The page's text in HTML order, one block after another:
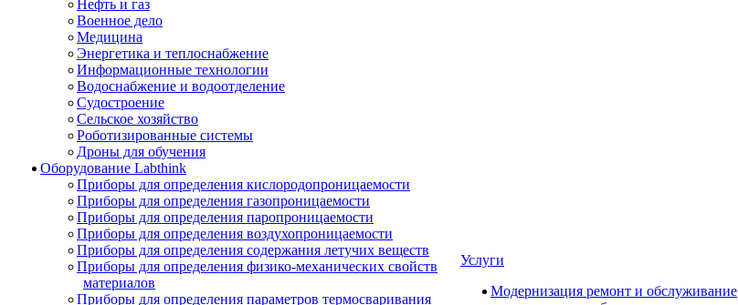
Нефть и газ
Военное дело
Медицина
Энергетика и теплоснабжение
Информационные технологии
Водоснабжение и водоотделение
Судостроение
Сельское хозяйство
Роботизированные системы
Дроны для обучения
Оборудование Labthink
Приборы для определения кислородопроницаемости
Приборы для определения газопроницаемости
Приборы для определения паропроницаемости
Приборы для определения воздухопроницаемости
Приборы для определения содержания летучих веществ
Приборы для определения физико-механических свойств
материалов
Приборы для определения параметров термосваривания
Услуги
Модернизация ремонт и обслуживание